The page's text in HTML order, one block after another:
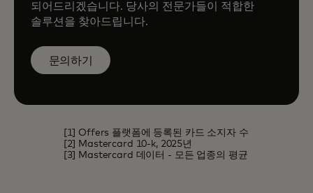
되어드리겠습니다. 당사의 전문가들이 적합한
솔루션을 찾아드립니다.
문의하기
[1] Offers 플랫폼에 등록된 카드 소지자 수
[2] Mastercard 10-k, 2025년
[3] Mastercard 데이터 - 모든 업종의 평균